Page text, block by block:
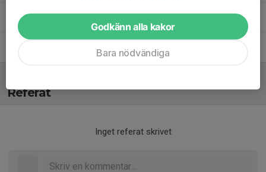
Niklas KarlsmyrTränare
Thorbjörn Bornsjö Ledare
Referat
Inget referat skrivet
Godkänn alla kakor
Bara nödvändiga